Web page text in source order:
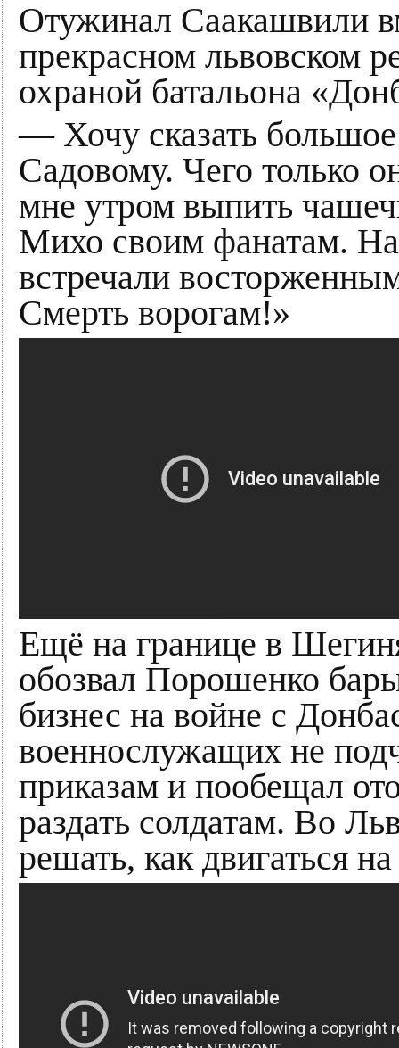
Отужинал Саакашвили
прекрасном львовском
охраной батальона
— Хочу сказать
Садовому. Чего только
мне утром выпить
Михо своим фанатам. На
встречали
Смерть ворогам!»
Ещё на границе в
обозвал Порошенко
бизнес на войне с
военнослужащих не
приказам и пообещал
раздать солдатам. Во
решать, как двигаться